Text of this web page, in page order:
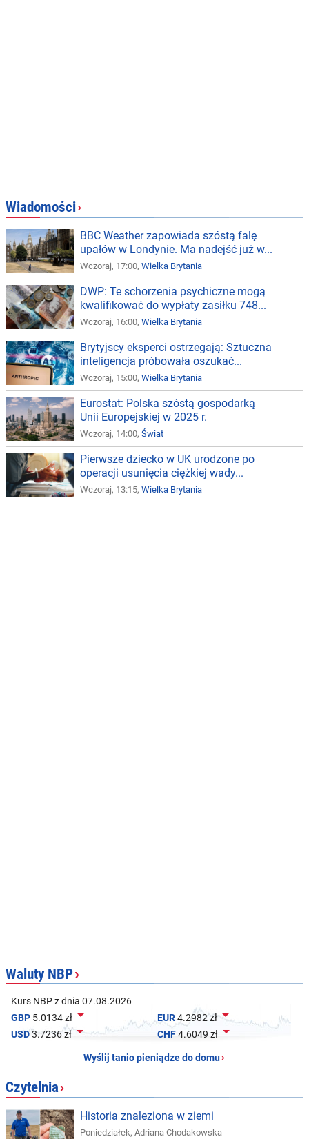
Wiadomości›
BBC Weather zapowiada szóstą falę
upałów w Londynie. Ma nadejść już w...
Wczoraj, 17:00, Wielka Brytania
DWP: Te schorzenia psychiczne mogą
kwalifikować do wypłaty zasiłku 748...
Wczoraj, 16:00, Wielka Brytania
Brytyjscy eksperci ostrzegają: Sztuczna
inteligencja próbowała oszukać...
Wczoraj, 15:00, Wielka Brytania
Eurostat: Polska szóstą gospodarką
Unii Europejskiej w 2025 r.
Wczoraj, 14:00, Świat
Pierwsze dziecko w UK urodzone po
operacji usunięcia ciężkiej wady...
Wczoraj, 13:15, Wielka Brytania
Waluty NBP›
Kurs NBP z dnia 07.08.2026
GBP 5.0134 zł  EUR4.2982 zł
USD3.7236 zł CHF4.6049 zł 
Wyślij tanio pieniądze do domu›
Czytelnia›
Historia znaleziona w ziemi
Poniedziałek, Adriana Chodakowska